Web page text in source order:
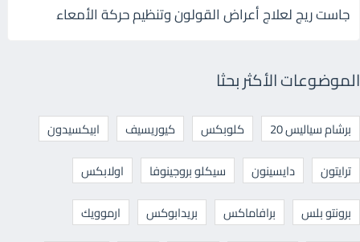
جاست ريج لعلاج أعراض القولون وتنظيم حركة الأمعاء
الموضوعات الأكثر بحثا
برشام سياليس 20 كلوبكس كيوريسيف
ابيكسيدون
ترايتون
دايسينون سيكلو بروجينوفا
اولابكس
برونتو بلس
برافاماكس بريدابوكس
ارموويك